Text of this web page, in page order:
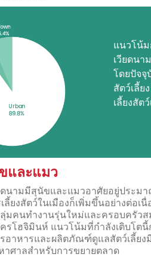
แนวโน้ม
เวียดนา
โดยปัจจุ
สัตว์เลี้ย
เลี้ยงสัต
และแมว
ดนามมีสุนัขและแมวอาศัยอยู่ประม
ลี้ยงสัตว์ในเมืองก็เพิ่มขึ้นอย่างต่อเนื่
ลุ่มคนทำงานรุ่นใหม่และครอบครัว
รโฮจิมินห์ แนวโน้มที่กำลังเติบโตนี้
อาหารและผลิตภัณฑ์ดูแลสัตว์เลี้ย
าศาลสำหรับการขยายตลาด